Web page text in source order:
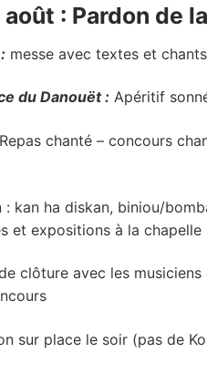
août : Pardon de
: messe avec textes et
du Danouët : Apéritif
Repas chanté – concours
: kan ha diskan, biniou/
et expositions à la chapelle
clôture avec les
sur place le soir (pas de